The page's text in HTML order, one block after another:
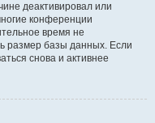
деактивировал или
конференции
время не
размер базы данных. Если
снова и активнее